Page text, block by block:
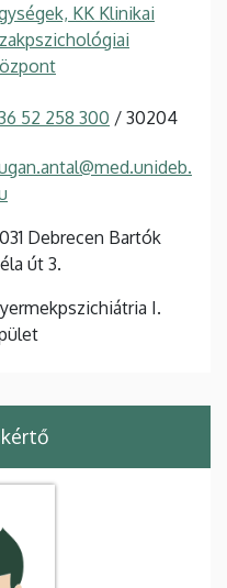
KK Klinikai
52 258 300 / 30204
Debrecen Bartók
út 3.
I.